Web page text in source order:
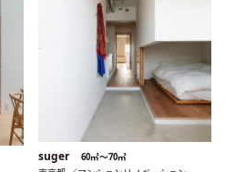
suger 60㎡〜70㎡